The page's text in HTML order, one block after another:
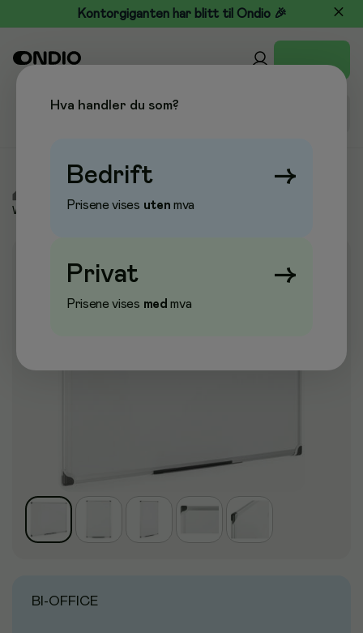
Kontorgiganten har blitt til Ondio 🎉
Whiteboardtavler
BI-OFFICE
Hva handler du som?
Bedrift →
Prisene vises uten mva
Privat →
Prisene vises med mva